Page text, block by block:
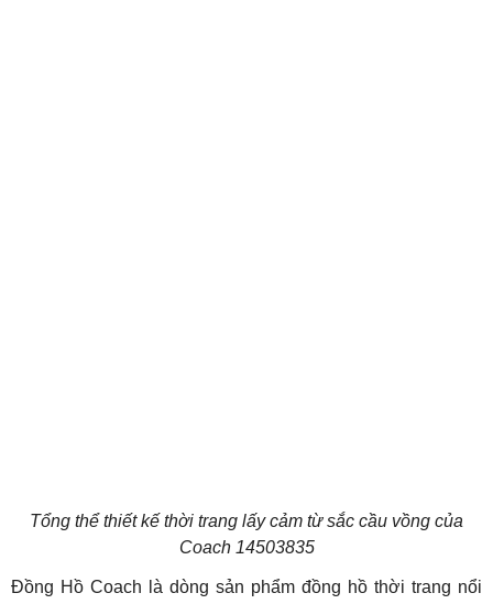
đầu thế giới, sở hữu hàng loạt các thương hiệu nổi tiếng
như: Movado, Lacoste, Tommy Hilfiger, …
1. Thiết kế đơn giản với màu sắc thời trang